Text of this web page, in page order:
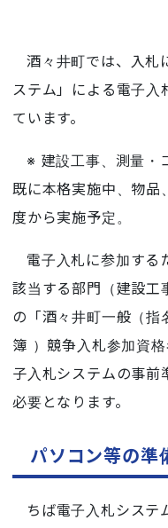
酒々井町では、入札
ステム」による電子
ています。
※ 建設工事、測量・
既に本格実施中、物
度から実施予定。
電子入札に参加する
該当する部門（建設工
の「酒々井町一般（指
簿 ）競争入札参加資
子入札システムの事前
必要となります。
パソコン等の準
ちば電子入札システ